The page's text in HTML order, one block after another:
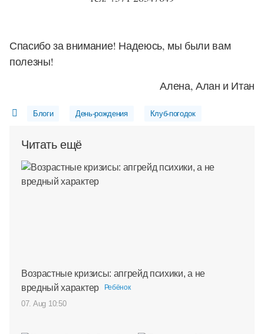
Спасибо за внимание! Надеюсь, мы были вам
полезны!
Алена, Алан и Итан
Блоги День-рождения Клуб-погодок
Читать ещё
Возрастные кризисы: апгрейд психики, а не
вредный характер
Ребёнок
07. Aug 10:50